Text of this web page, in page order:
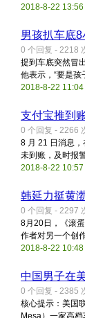
2018-8-22 13:56
男孩扒车底
0 个回复 - 2218
提到车底突然冒
他表示，“要是
2018-8-22 11:04
支付宝推到
0 个回复 - 2266
8 月 21 日消息
未到账，及时报
2018-8-22 10:57
韩延力挺黄
0 个回复 - 2297
8月20日，《滚
作者对另一个创
2018-8-22 10:48
中国男子在
0 个回复 - 2385
核心提示：美国
Mesa）一家高